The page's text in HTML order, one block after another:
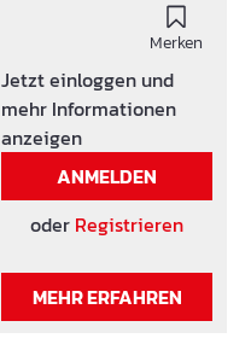
witterungsbeständigen
Materialien biete neben
einer anspruchsvollen
Optik einenoptimalen
Schutz vor Laub,
Kleintieren und
Schmutz im
Lichtschacht. Je nach
die Abdeckungen
zusätzlich vor
Merken
Jetzt einloggen und
mehr Informationen
anzeigen
ANMELDEN
oder Registrieren
MEHR ERFAHREN